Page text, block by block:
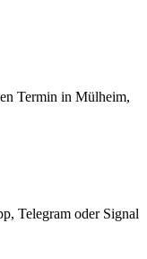
Termin in Mülheim,
Telegram oder Signal